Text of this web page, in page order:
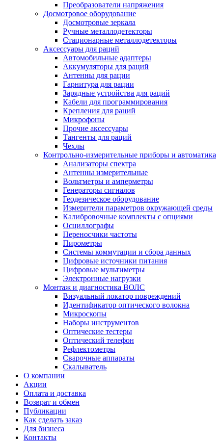
Преобразователи напряжения
Досмотровое оборудование
Досмотровые зеркала
Ручные металлодетекторы
Стационарные металлодетекторы
Аксессуары для раций
Автомобильные адаптеры
Аккумуляторы для раций
Антенны для рации
Гарнитура для рации
Зарядные устройства для раций
Кабели для программирования
Крепления для раций
Микрофоны
Прочие аксессуары
Тангенты для раций
Чехлы
Контрольно-измерительные приборы и автоматика
Анализаторы спектра
Антенны измерительные
Вольтметры и амперметры
Генераторы сигналов
Геодезическое оборудование
Измерители параметров окружающей среды
Калибровочные комплекты с опциями
Осциллографы
Переносчики частоты
Пирометры
Системы коммутации и сбора данных
Цифровые источники питания
Цифровые мультиметры
Электронные нагрузки
Монтаж и диагностика ВОЛС
Визуальный локатор повреждений
Идентификатор оптического волокна
Микроскопы
Наборы инструментов
Оптические тестеры
Оптический телефон
Рефлектометры
Сварочные аппараты
Скалыватель
О компании
Акции
Оплата и доставка
Возврат и обмен
Публикации
Как сделать заказ
Для бизнеса
Контакты